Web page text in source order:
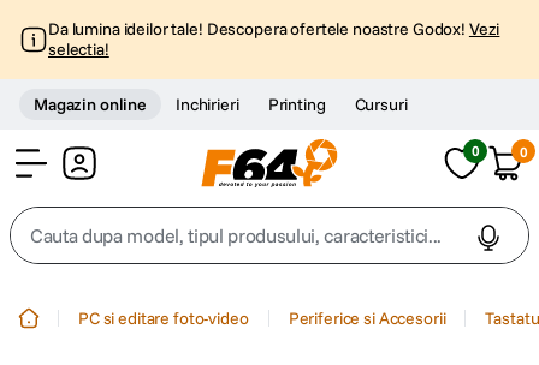
Da lumina ideilor tale! Descopera ofertele noastre Godox! Vezi
selectia!
Magazin online Inchirieri Printing Cursuri
0 0
Cauta dupa model, tipul produsului, caracteristici...
PC si editare foto-video Periferice si Accesorii